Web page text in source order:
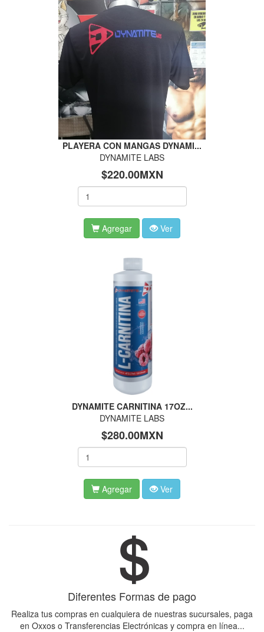
PLAYERA CON MANGAS DYNAMI...
DYNAMITE LABS
$220.00MXN
Agregar Ver
DYNAMITE CARNITINA 17OZ...
DYNAMITE LABS
$280.00MXN
Agregar Ver
Diferentes Formas de pago
Realiza tus compras en cualquiera de nuestras sucursales, paga
en Oxxos o Transferencias Electrónicas y compra en línea...